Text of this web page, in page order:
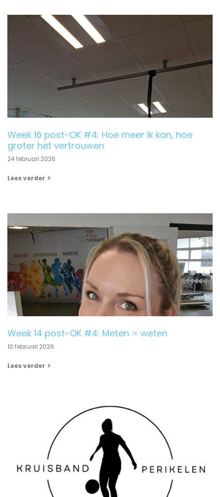
Week 16 post-OK #4: Hoe meer ik kan, hoe
groter het vertrouwen
24 februari 2026
Lees verder
Week 14 post-OK #4: Meten = weten
10 februari 2026
Lees verder